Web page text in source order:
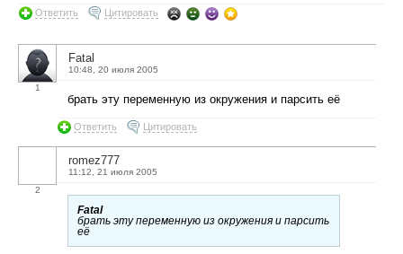
Ответить Цитировать
1
Fatal
10:48, 20 июля 2005
брать эту переменную из окружения и парсить её
Ответить Цитировать
2
romez777
11:12, 21 июля 2005
Fatal
брать эту переменную из окружения и парсить
её